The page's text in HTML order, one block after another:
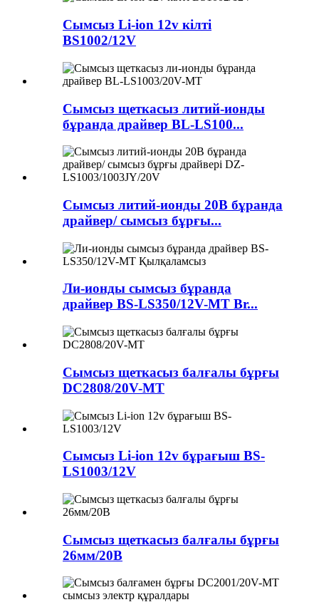
Сымсыз Li-ion 12v кілті
BS1002/12V
Сымсыз щеткасыз литий-ионды
бұранда драйвер BL-LS100...
Сымсыз литий-ионды 20В бұранда
драйвер/ сымсыз бұрғы...
Ли-ионды сымсыз бұранда
драйвер BS-LS350/12V-MT Br...
Сымсыз щеткасыз балғалы бұрғы
DC2808/20V-MT
Сымсыз Li-ion 12v бұрағыш BS-
LS1003/12V
Сымсыз щеткасыз балғалы бұрғы
26мм/20В